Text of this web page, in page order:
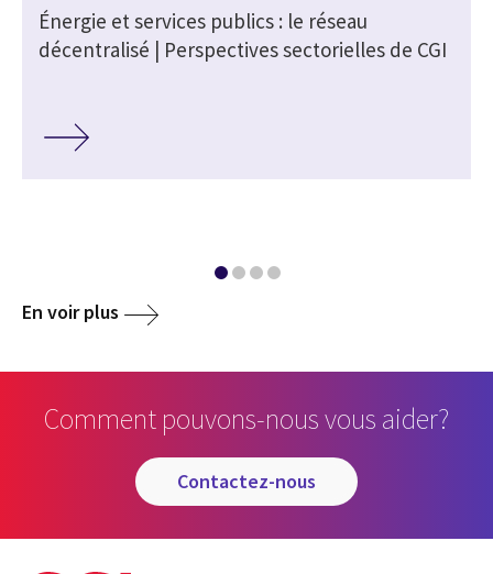
Énergie et services publics : le réseau
décentralisé | Perspectives sectorielles de CGI
En voir plus
Comment pouvons-nous vous aider?
contactez-nous